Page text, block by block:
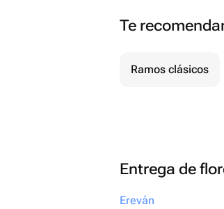
Te
Ramos clásicos
Entrega de
Ereván